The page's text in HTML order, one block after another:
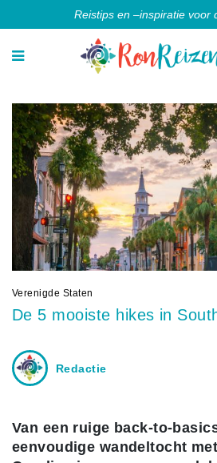
Reistips en –inspiratie voor
Verenigde Staten
De 5 mooiste hikes in
Redactie
Van een ruige back-to-
eenvoudige wandeltocht